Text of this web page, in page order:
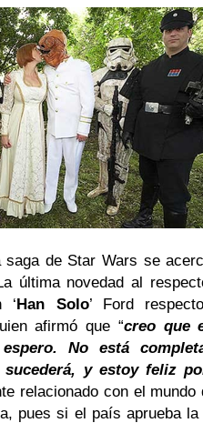
saga de Star Wars se
última novedad al
‘Han Solo’ Ford
afirmó que “creo que
No está
y estoy feliz
relacionado con el mundo
pues si el país aprueba